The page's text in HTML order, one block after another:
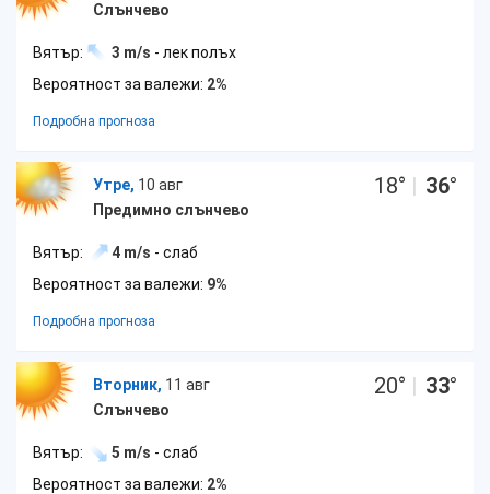
Слънчево
Вятър: 3 m/s - лек полъх
Вероятност за валежи: 2%
Подробна прогноза
Утре, 10 авг
Предимно слънчево
18° | 36°
Вятър: 4 m/s - слаб
Вероятност за валежи: 9%
Подробна прогноза
Вторник, 11 авг
Слънчево
20° | 33°
Вятър: 5 m/s - слаб
Вероятност за валежи: 2%